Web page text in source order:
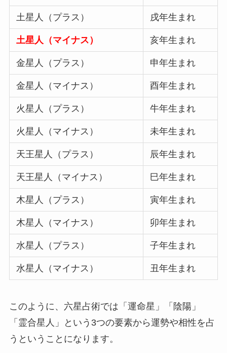
土星人（プラス） 戌年生まれ
土星人（マイナス） 亥年生まれ
金星人（プラス） 申年生まれ
金星人（マイナス） 酉年生まれ
火星人（プラス） 牛年生まれ
火星人（マイナス） 未年生まれ
天王星人（プラス） 辰年生まれ
天王星人（マイナス） 巳年生まれ
木星人（プラス） 寅年生まれ
木星人（マイナス） 卯年生まれ
水星人（プラス） 子年生まれ
水星人（マイナス） 丑年生まれ
このように、六星占術では「運命星」「陰陽」
「霊合星人」という3つの要素から運勢や相性を占
うということになります。